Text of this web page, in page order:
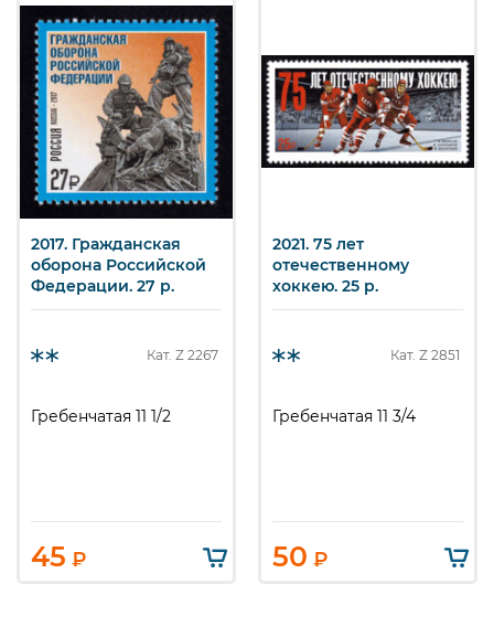
2017. Гражданская
оборона Российской
Федерации. 27 р.
Кат. Z 2267
Гребенчатая 11 1/2
45 ₽
2021. 75 лет
отечественному
хоккею. 25 р.
Кат. Z 2851
Гребенчатая 11 3/4
50 ₽